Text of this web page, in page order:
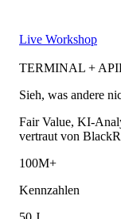
Live Workshop
TERMINAL + API
Sieh, was andere
Fair Value, KI-
vertraut von
100M+
Kennzahlen